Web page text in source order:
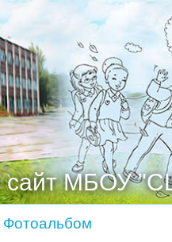
сайт МБОУ
Фотоальбом